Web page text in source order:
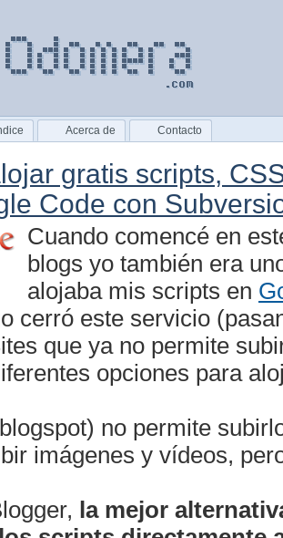
Acerca de Contacto
gratis scripts,
Code con
Cuando comencé en
blogs yo también era
alojaba mis scripts en
cerró este servicio
que ya no permite
opciones para
no permite
imágenes y vídeos,
la mejor